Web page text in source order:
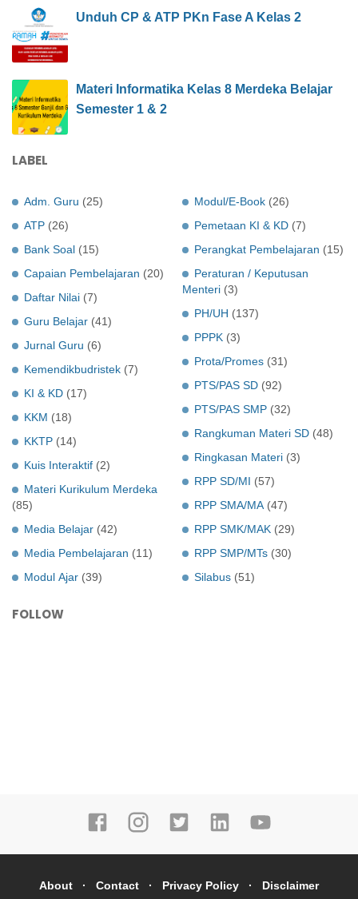
Unduh CP & ATP PKn Fase A Kelas 2
Materi Informatika Kelas 8 Merdeka Belajar
Semester 1 & 2
LABEL
Adm. Guru (25)
ATP (26)
Bank Soal (15)
Capaian Pembelajaran (20)
Daftar Nilai (7)
Guru Belajar (41)
Jurnal Guru (6)
Kemendikbudristek (7)
KI & KD (17)
KKM (18)
KKTP (14)
Kuis Interaktif (2)
Materi Kurikulum Merdeka
(85)
Media Belajar (42)
Media Pembelajaran (11)
Modul Ajar (39)
Modul/E-Book (26)
Pemetaan KI & KD (7)
Perangkat Pembelajaran (15)
Peraturan / Keputusan
Menteri (3)
PH/UH (137)
PPPK (3)
Prota/Promes (31)
PTS/PAS SD (92)
PTS/PAS SMP (32)
Rangkuman Materi SD (48)
Ringkasan Materi (3)
RPP SD/MI (57)
RPP SMA/MA (47)
RPP SMK/MAK (29)
RPP SMP/MTs (30)
Silabus (51)
FOLLOW
About Contact Privacy Policy Disclaimer